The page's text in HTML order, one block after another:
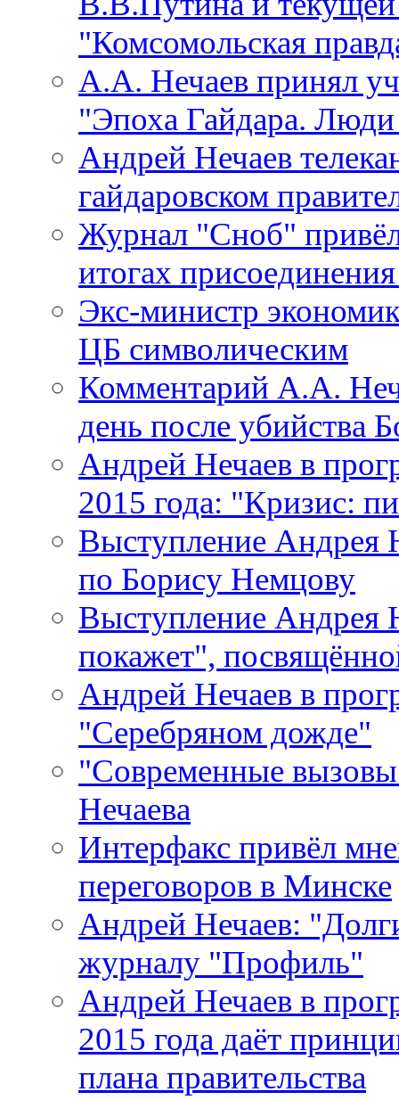
"Комсомольская
А.А. Нечаев принял
"Эпоха Гайдара.
Андрей Нечаев
гайдаровском
Журнал "Сноб"
итогах
Экс-министр
ЦБ символическим
Комментарий А.А.
день после убийства
Андрей Нечаев в
2015 года: "Кризис:
Выступление Андрея
по Борису Немцову
Выступление Андрея
покажет",
Андрей Нечаев в
"Серебряном дожде"
"Современные
Нечаева
Интерфакс привёл
переговоров в Минске
Андрей Нечаев:
журналу "Профиль"
Андрей Нечаев в
2015 года даёт
плана правительства